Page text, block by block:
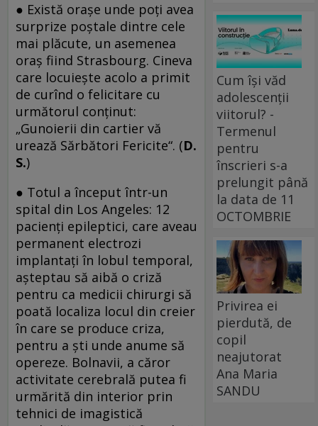
● Există oraşe unde poţi avea
surprize poştale dintre cele
mai plăcute, un asemenea
oraş fiind Strasbourg. Cineva
care locuieşte acolo a primit
de curînd o felicitare cu
următorul conţinut:
„Gunoierii din cartier vă
urează Sărbători Fericite“. (D.
S.)
● Totul a început într-un
spital din Los Angeles: 12
pacienţi epileptici, care aveau
permanent electrozi
implantaţi în lobul temporal,
aşteptau să aibă o criză
pentru ca medicii chirurgi să
poată localiza locul din creier
în care se produce criza,
pentru a şti unde anume să
opereze. Bolnavii, a căror
activitate cerebrală putea fi
urmărită din interior prin
tehnici de imagistică
Cum își văd
adolescenții
viitorul? -
Termenul
pentru
înscrieri s-a
prelungit până
la data de 11
OCTOMBRIE
Privirea ei
pierdută, de
copil
neajutorat
Ana Maria
SANDU